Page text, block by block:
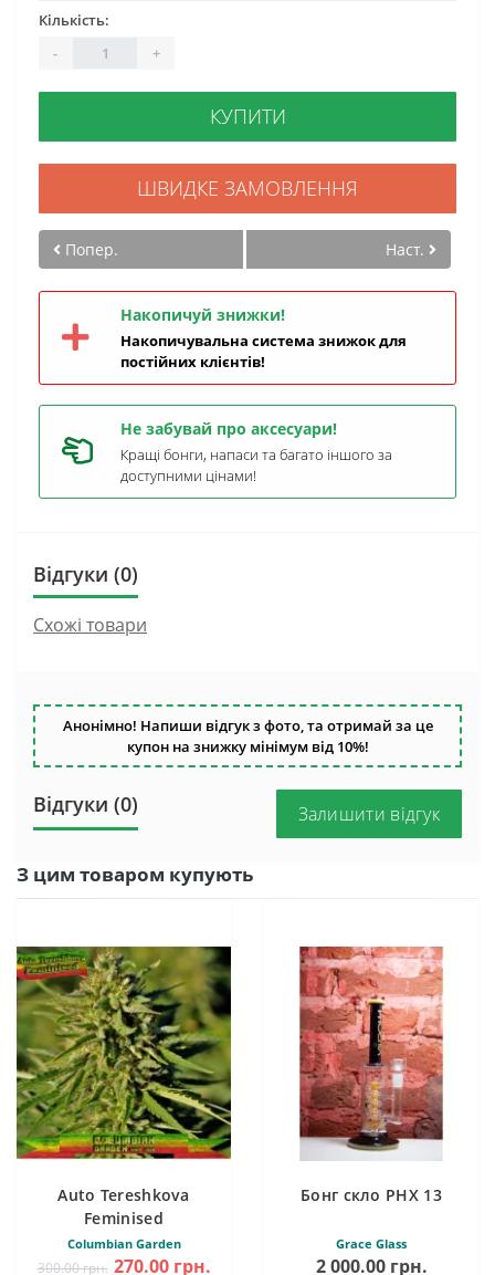
Кількість:
-
+
КУПИТИ
ШВИДКЕ ЗАМОВЛЕННЯ
Попер. Наст.
Накопичуй знижки!
Накопичувальна система знижок для
постійних клієнтів!
Не забувай про аксесуари!
Кращі бонги, напаси та багато іншого за
доступними цінами!
Відгуки (0)
Схожі товари
Анонімно! Напиши відгук з фото, та отримай за це
купон на знижку мінімум від 10%!
Відгуки (0) Залишити відгук
З цим товаром купують
Auto Tereshkova
Feminised
Columbian Garden
300.00 грн. 270.00 грн.
Бонг скло PHX 13
Grace Glass
2 000.00 грн.